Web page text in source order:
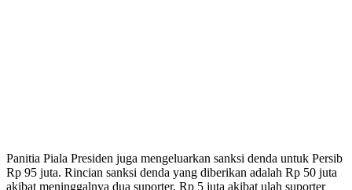
Panitia Piala Presiden juga mengeluarkan sanksi denda untuk Persib
Rp 95 juta. Rincian sanksi denda yang diberikan adalah Rp 50 juta
akibat meninggalnya dua suporter, Rp 5 juta akibat ulah suporter